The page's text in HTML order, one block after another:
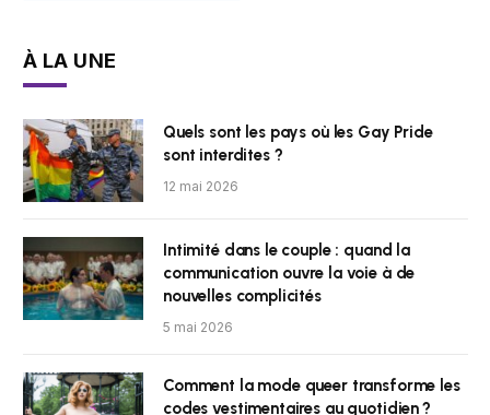
À LA UNE
Quels sont les pays où les Gay Pride
sont interdites ?
12 mai 2026
Intimité dans le couple : quand la
communication ouvre la voie à de
nouvelles complicités
5 mai 2026
Comment la mode queer transforme les
codes vestimentaires au quotidien ?